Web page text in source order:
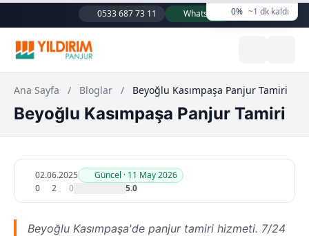
0533 687 73 11 WhatsApp 0% ~1 dk kaldı
Ana Sayfa / Bloglar / Beyoğlu Kasımpaşa Panjur Tamiri
Beyoğlu Kasımpaşa Panjur Tamiri
02.06.2025
Güncel · 11 May 2026
0
2 0 5.0
Beyoğlu Kasımpaşa'de panjur tamiri hizmeti. 7/24